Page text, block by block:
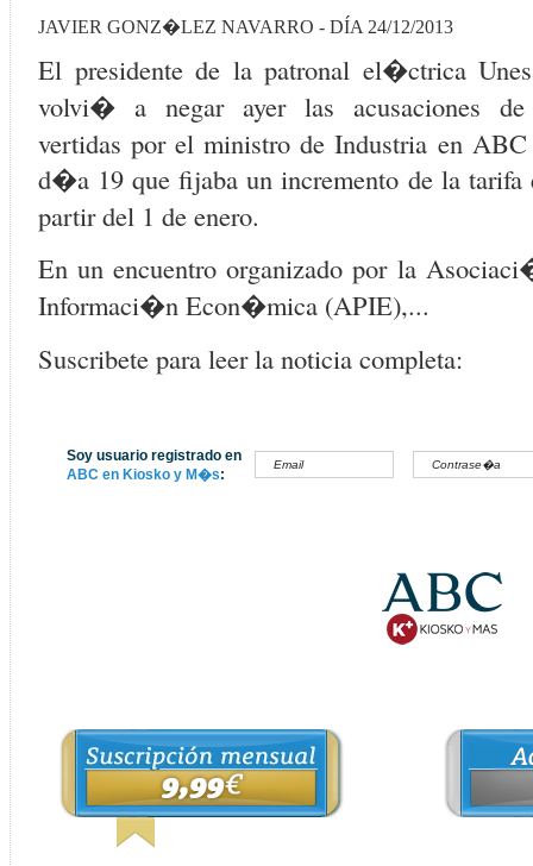
JAVIER GONZ�LEZ NAVARRO - DÍA 24/12/2013
El presidente de la patronal el�ctrica
volvi� a negar ayer las acusaciones
vertidas por el ministro de Industria en ABC
d�a 19 que fijaba un incremento de la
partir del 1 de enero.
En un encuentro organizado por la
Informaci�n Econ�mica (APIE),...
Suscribete para leer la noticia completa:
Soy usuario registrado en
ABC en Kiosko y M�s: